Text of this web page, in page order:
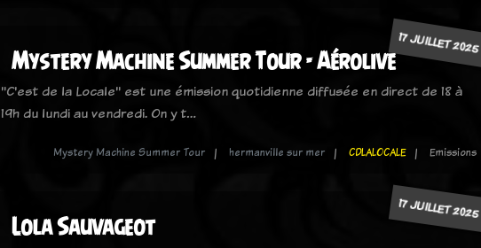
17 JUILLET 2025
Mystery Machine Summer Tour - Aérolive
"C'est de la Locale" est une émission quotidienne diffusée en direct de 18 à
19h du lundi au vendredi. On y t…
Mystery Machine Summer Tour hermanville sur mer CDLALOCALE Emissions
17 JUILLET 2025
Lola Sauvageot